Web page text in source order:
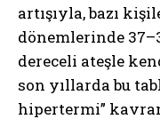
artışıyla, bazı
dönemlerinde
dereceli ateşle
son yıllarda bu
hipertermi”